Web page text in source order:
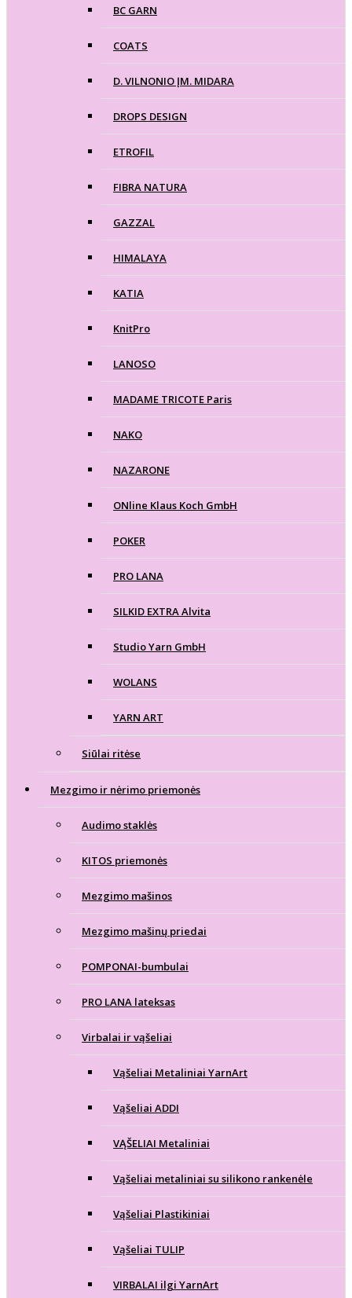
BC GARN
COATS
D. VILNONIO ĮM. MIDARA
DROPS DESIGN
ETROFIL
FIBRA NATURA
GAZZAL
HIMALAYA
KATIA
KnitPro
LANOSO
MADAME TRICOTE Paris
NAKO
NAZARONE
ONline Klaus Koch GmbH
POKER
PRO LANA
SILKID EXTRA Alvita
Studio Yarn GmbH
WOLANS
YARN ART
Siūlai ritėse
Mezgimo ir nėrimo priemonės
Audimo staklės
KITOS priemonės
Mezgimo mašinos
Mezgimo mašinų priedai
POMPONAI-bumbulai
PRO LANA lateksas
Virbalai ir vąšeliai
Vąšeliai Metaliniai YarnArt
Vąšeliai ADDI
VĄŠELIAI Metaliniai
Vąšeliai metaliniai su silikono rankenėle
Vąšeliai Plastikiniai
Vąšeliai TULIP
VIRBALAI ilgi YarnArt